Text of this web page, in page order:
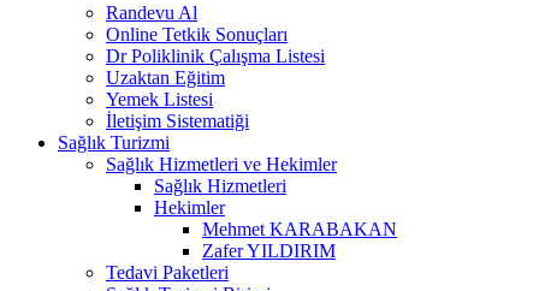
Randevu Al
Online Tetkik Sonuçları
Dr Poliklinik Çalışma Listesi
Uzaktan Eğitim
Yemek Listesi
İletişim Sistematiği
Sağlık Turizmi
Sağlık Hizmetleri ve Hekimler
Sağlık Hizmetleri
Hekimler
Mehmet KARABAKAN
Zafer YILDIRIM
Tedavi Paketleri